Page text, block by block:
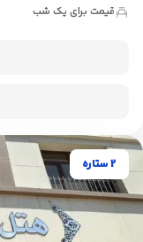
قیمت برای یک شب
2 ستاره